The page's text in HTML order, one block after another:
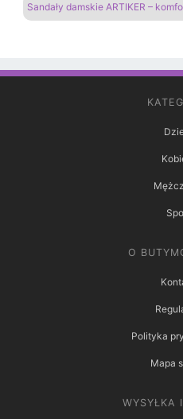
Sandały damskie ARTIKER –
O
Polityka
Mapa
WYSYŁKA